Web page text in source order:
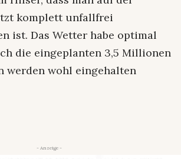
komplett unfallfrei
ist. Das Wetter habe optimal
die eingeplanten 3,5 Millionen
werden wohl eingehalten
- Anzeige -